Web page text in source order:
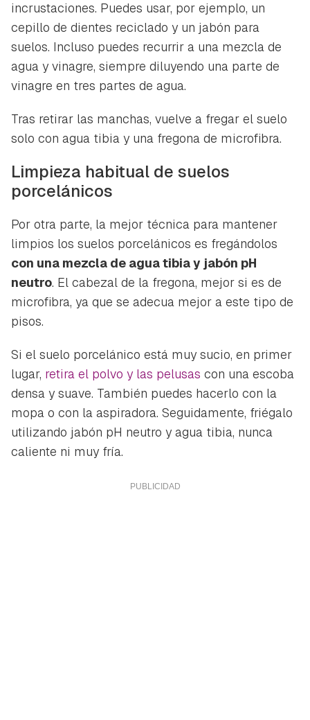
incrustaciones. Puedes usar, por ejemplo, un
cepillo de dientes reciclado y un jabón para
suelos. Incluso puedes recurrir a una mezcla de
agua y vinagre, siempre diluyendo una parte de
vinagre en tres partes de agua.
Tras retirar las manchas, vuelve a fregar el suelo
solo con agua tibia y una fregona de microfibra.
Limpieza habitual de suelos
porcelánicos
Por otra parte, la mejor técnica para mantener
limpios los suelos porcelánicos es fregándolos
con una mezcla de agua tibia y jabón pH
neutro. El cabezal de la fregona, mejor si es de
microfibra, ya que se adecua mejor a este tipo de
pisos.
Si el suelo porcelánico está muy sucio, en primer
lugar, retira el polvo y las pelusas con una escoba
densa y suave. También puedes hacerlo con la
mopa o con la aspiradora. Seguidamente, friégalo
utilizando jabón pH neutro y agua tibia, nunca
caliente ni muy fría.